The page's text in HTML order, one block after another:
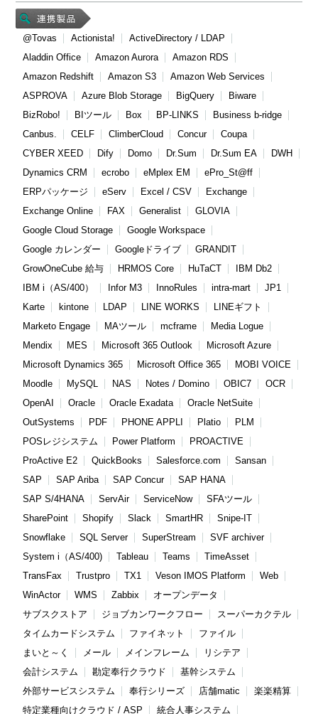
@Tovas Actionista!
ActiveDirectory / LDAP
Aladdin Office
Amazon Aurora
Amazon RDS
Amazon Redshift
Amazon S3
Amazon Web Services
ASPROVA
Azure Blob Storage BigQuery
Biware
BizRobo!
BIツール Box BP-LINKS
Business b-ridge
Canbus.
CELF ClimberCloud Concur
Coupa
CYBER XEED
Dify Domo Dr.Sum Dr.Sum EA
DWH
Dynamics CRM
ecrobo eMplex EM
ePro_St@ff
ERPパッケージ
eServ Excel / CSV
Exchange
Exchange Online
FAX Generalist
GLOVIA
Google Cloud Storage
Google Workspace
Google カレンダー
Googleドライブ
GRANDIT
GrowOneCube 給与
HRMOS Core HuTaCT
IBM Db2
IBM i（AS/400）
Infor M3 InnoRules intra-mart
JP1
Karte
kintone LDAP LINE WORKS
LINEギフト
Marketo Engage
MAツール mcframe
Media Logue
Mendix
MES Microsoft 365 Outlook
Microsoft Azure
Microsoft Dynamics 365
Microsoft Office 365
MOBI VOICE
Moodle
MySQL NAS Notes / Domino OBIC7
OCR
OpenAI
Oracle Oracle Exadata
Oracle NetSuite
OutSystems
PDF PHONE APPLI Platio
PLM
POSレジシステム
Power Platform
PROACTIVE
ProActive E2
QuickBooks Salesforce.com
Sansan
SAP
SAP Ariba SAP Concur
SAP HANA
SAP S/4HANA
ServAir ServiceNow
SFAツール
SharePoint
Shopify Slack SmartHR
Snipe-IT
Snowflake
SQL Server SuperStream
SVF archiver
System i（AS/400)
Tableau Teams
TimeAsset
TransFax
Trustpro TX1 Veson IMOS Platform
Web
WinActor
WMS Zabbix
オープンデータ
サブスクストア
ジョブカンワークフロー
スーパーカクテル
タイムカードシステム
ファイネット
ファイル
まいと～く
メール メインフレーム
リシテア
会計システム
勘定奉行クラウド
基幹システム
外部サービスシステム
奉行シリーズ 店舗matic
楽楽精算
特定業種向けクラウド / ASP
統合人事システム